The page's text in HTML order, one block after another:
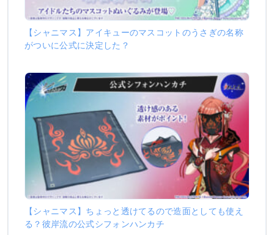
【シャニマス】アイキューのマスコットのうさぎの名称
がついに公式に決定した？
【シャニマス】ちょっと透けてるので造面としても使え
る？彼岸流の公式シフォンハンカチ